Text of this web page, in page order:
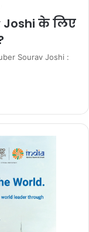
Joshi के लिए
Sourav Joshi :